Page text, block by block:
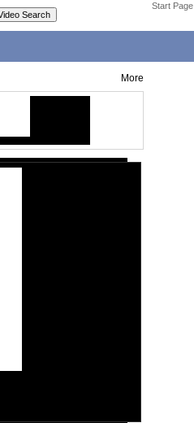
Start Page
More